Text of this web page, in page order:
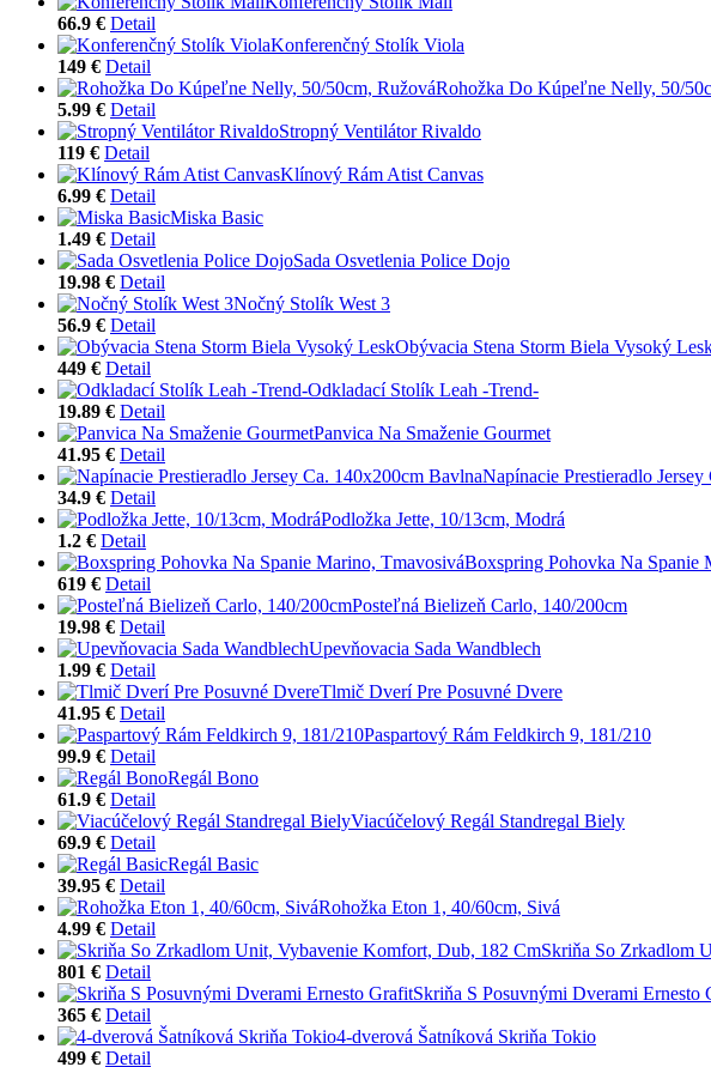
66.9 € Detail
Konferenčný Stolík Viola
149 € Detail
Rohožka Do Kúpeľne Nelly, 50/
5.99 € Detail
Stropný Ventilátor Rivaldo
119 € Detail
Klínový Rám Atist Canvas
6.99 € Detail
Miska Basic
1.49 € Detail
Sada Osvetlenia Police Dojo
19.98 € Detail
Nočný Stolík West 3
56.9 € Detail
Obývacia Stena Storm Biela Vysoký
449 € Detail
Odkladací Stolík Leah -Trend-
19.89 € Detail
Panvica Na Smaženie Gourmet
41.95 € Detail
Napínacie Prestieradlo
34.9 € Detail
Podložka Jette, 10/13cm, Modrá
1.2 € Detail
Boxspring Pohovka Na Spanie
619 € Detail
Posteľná Bielizeň Carlo, 140/200cm
19.98 € Detail
Upevňovacia Sada Wandblech
1.99 € Detail
Tlmič Dverí Pre Posuvné Dvere
41.95 € Detail
Paspartový Rám Feldkirch 9, 181/210
99.9 € Detail
Regál Bono
61.9 € Detail
Viacúčelový Regál Standregal Biely
69.9 € Detail
Regál Basic
39.95 € Detail
Rohožka Eton 1, 40/60cm, Sivá
4.99 € Detail
Skriňa So Zrkadlom
801 € Detail
Skriňa S Posuvnými Dverami Ernesto
365 € Detail
4-dverová Šatníková Skriňa Tokio
499 € Detail